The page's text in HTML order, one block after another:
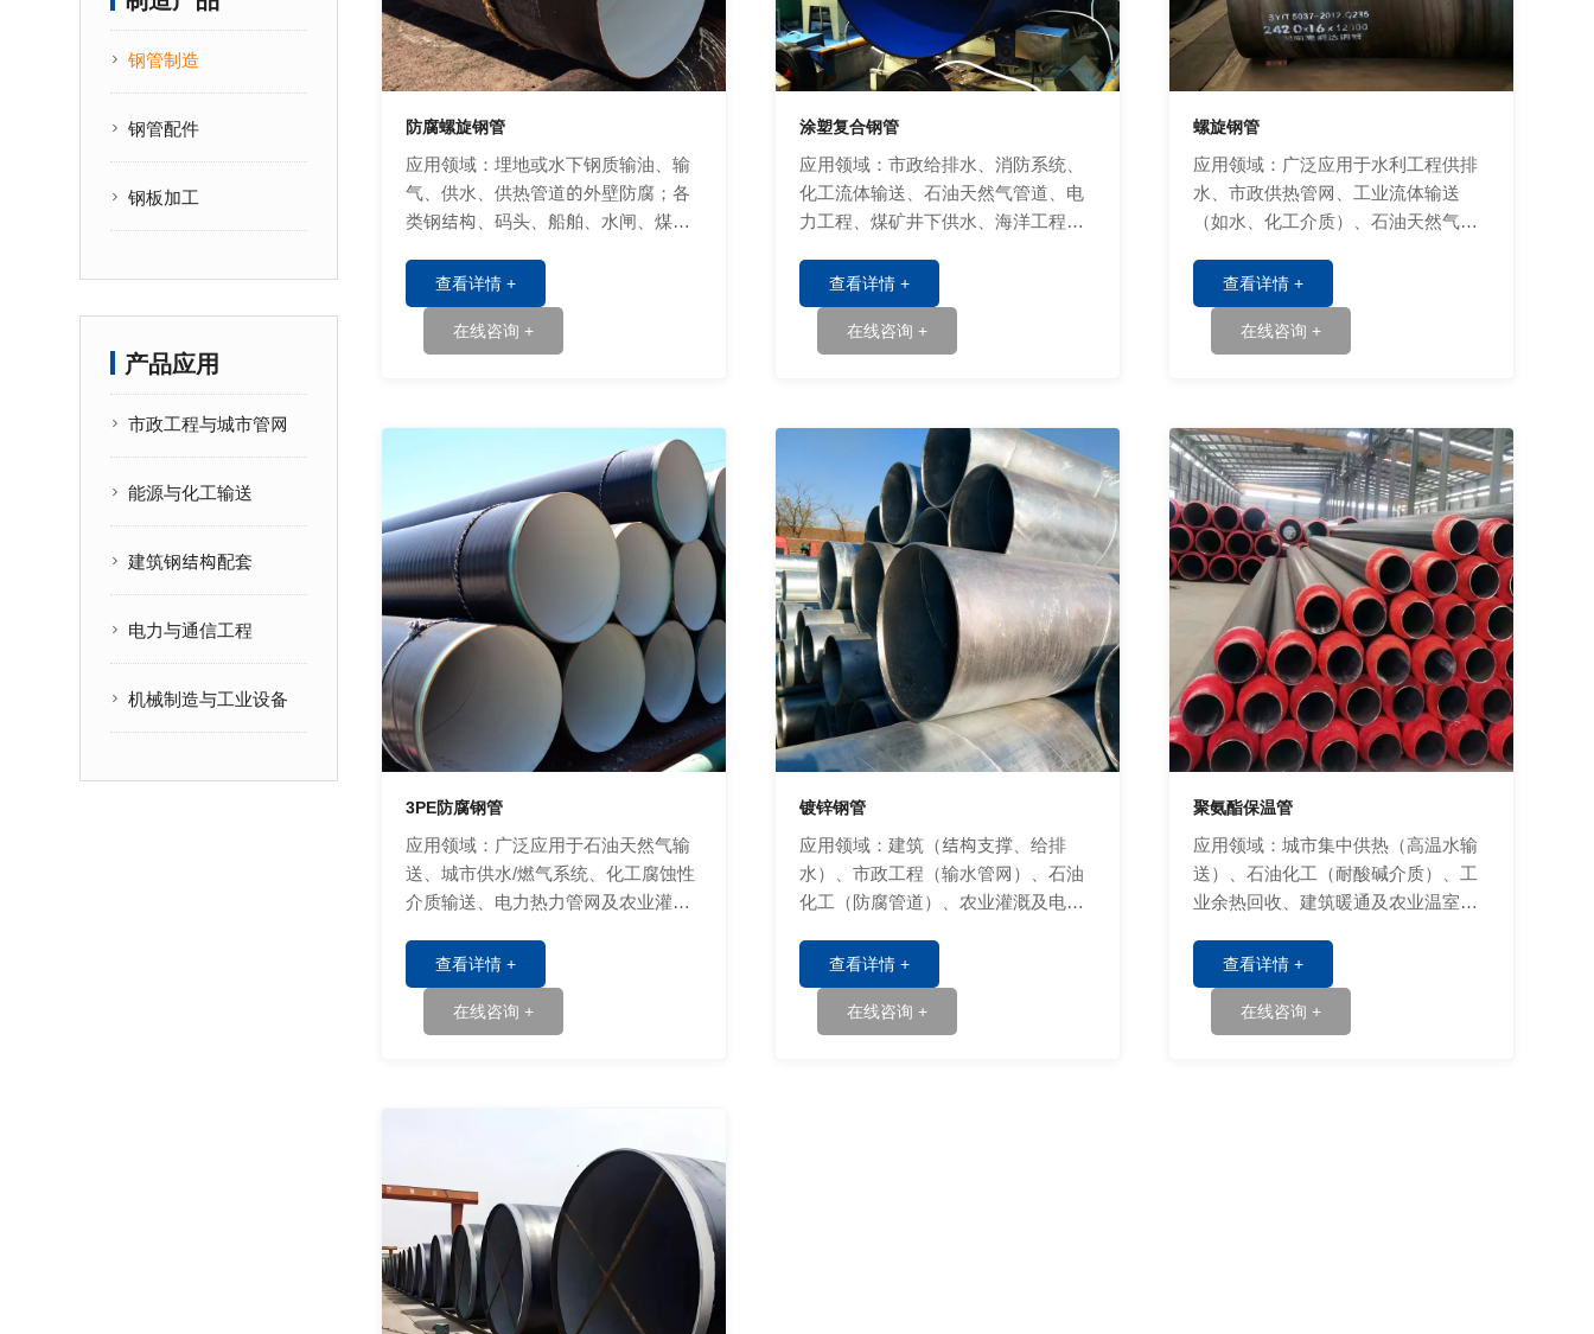
钢管制造
钢管配件
钢板加工
产品应用
市政工程与城市管网
能源与化工输送
建筑钢结构配套
电力与通信工程
机械制造与工业设备
防腐螺旋钢管
应用领域：埋地或水下钢质输油、输
气、供水、供热管道的外壁防腐；各
类钢结构、码头、船舶、水闸、煤气
管。查看详情 +
在线咨询 +
涂塑复合钢管
应用领域：市政给排水、消防系统、
化工流体输送、石油天然气管道、电
力工程、煤矿井下供水、海洋工程及
查看详情 +
在线咨询 +
螺旋钢管
应用领域：广泛应用于水利工程供排
水、市政供热管网、工业流体输送
（如水、化工介质）、石油天然气输
查看详情 +
在线咨询 +
3PE防腐钢管
应用领域：广泛应用于石油天然气输
送、城市供水/燃气系统、化工腐蚀性
介质输送、电力热力管网及农业灌溉
查看详情 +
在线咨询 +
镀锌钢管
应用领域：建筑（结构支撑、给排
水）、市政工程（输水管网）、石油
化工（防腐管道）、农业灌溉及电力
查看详情 +
在线咨询 +
聚氨酯保温管
应用领域：城市集中供热（高温水输
送）、石油化工（耐酸碱介质）、工
业余热回收、建筑暖通及农业温室等
查看详情 +
在线咨询 +